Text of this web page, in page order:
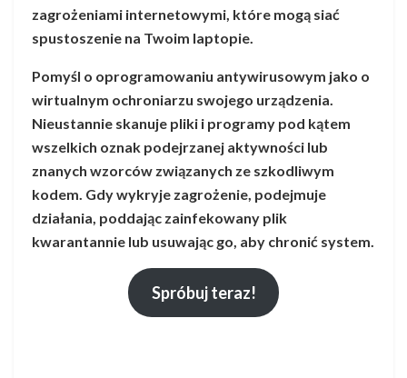
zagrożeniami internetowymi, które mogą siać
spustoszenie na Twoim laptopie.
Pomyśl o oprogramowaniu antywirusowym jako o
wirtualnym ochroniarzu swojego urządzenia.
Nieustannie skanuje pliki i programy pod kątem
wszelkich oznak podejrzanej aktywności lub
znanych wzorców związanych ze szkodliwym
kodem. Gdy wykryje zagrożenie, podejmuje
działania, poddając zainfekowany plik
kwarantannie lub usuwając go, aby chronić system.
Spróbuj teraz!